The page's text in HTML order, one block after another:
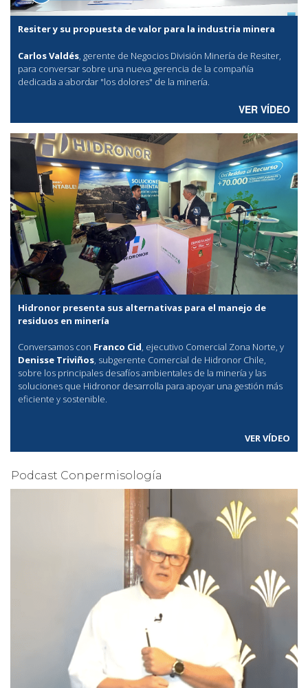
Resiter y su propuesta de valor para la industria minera
Carlos Valdés, gerente de Negocios División Minería de Resiter,
para conversar sobre una nueva gerencia de la compañía
dedicada a abordar "los dolores" de la minería.
VER VÍDEO
Hidronor presenta sus alternativas para el manejo de
residuos en minería
Conversamos con Franco Cid, ejecutivo Comercial Zona Norte, y
Denisse Triviños, subgerente Comercial de Hidronor Chile,
sobre los principales desafíos ambientales de la minería y las
soluciones que Hidronor desarrolla para apoyar una gestión más
eficiente y sostenible.
VER VÍDEO
Podcast Conpermisología